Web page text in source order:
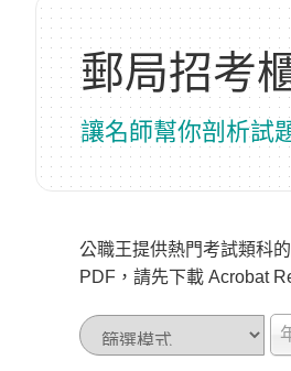
郵局招考
讓名師幫你剖析試
公職王提供熱門考試類科
PDF，請先下載 Acrobat